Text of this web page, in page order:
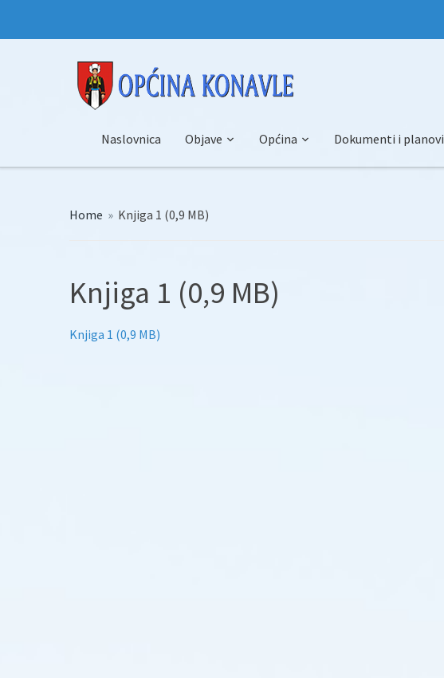
Naslovnica Objave Općina Dokumenti i planovi
Home » Knjiga 1 (0,9 MB)
Knjiga 1 (0,9 MB)
Knjiga 1 (0,9 MB)